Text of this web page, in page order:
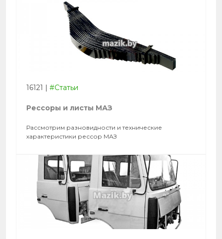
16121 | #Статьи
Рессоры и листы МАЗ
Рассмотрим разновидности и технические
характеристики рессор МАЗ